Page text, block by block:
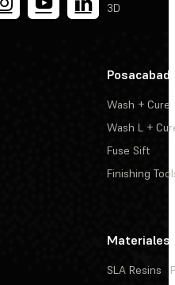
3D
Wash + Cure
Wash L +
Fuse Sift
Finishing
Materiales
SLA Resins